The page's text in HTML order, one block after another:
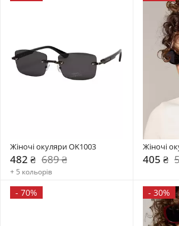
Жіночі окуляри OK1003
482 ₴ 689 ₴
+ 5 кольорів
Жіночі
405 ₴
- 70% - 30%